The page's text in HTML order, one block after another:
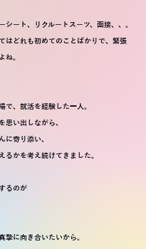
シート、リクルートスーツ、面接、、。
はどれも初めてのことばかりで、緊張
ね。
で、就活を経験した一人。
思い出しながら、
に寄り添い、
るかを考え続けてきました。
るのが
摯に向き合いたいから。